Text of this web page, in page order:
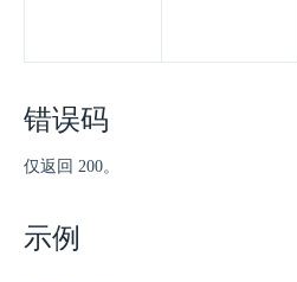
错误码
仅返回 200。
示例